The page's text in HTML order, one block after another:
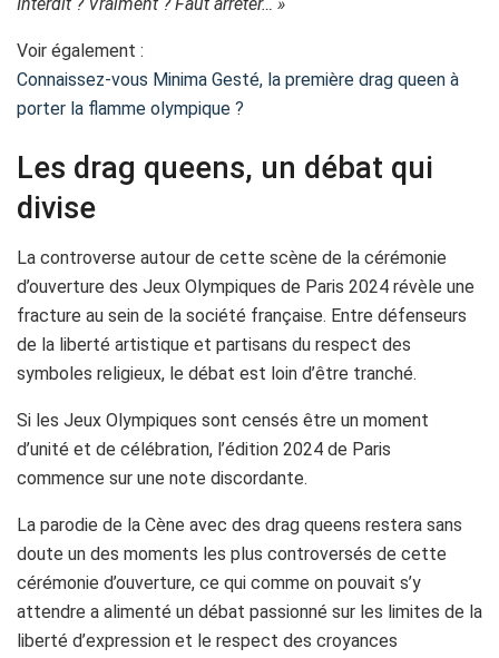
Voir également :
Connaissez-vous Minima Gesté, la première drag queen à
porter la flamme olympique ?
Les drag queens, un débat qui
divise
La controverse autour de cette scène de la cérémonie
d’ouverture des Jeux Olympiques de Paris 2024 révèle une
fracture au sein de la société française. Entre défenseurs
de la liberté artistique et partisans du respect des
symboles religieux, le débat est loin d’être tranché.
Si les Jeux Olympiques sont censés être un moment
d’unité et de célébration, l’édition 2024 de Paris
commence sur une note discordante.
La parodie de la Cène avec des drag queens restera sans
doute un des moments les plus controversés de cette
cérémonie d’ouverture, ce qui comme on pouvait s’y
attendre a alimenté un débat passionné sur les limites de la
liberté d’expression et le respect des croyances